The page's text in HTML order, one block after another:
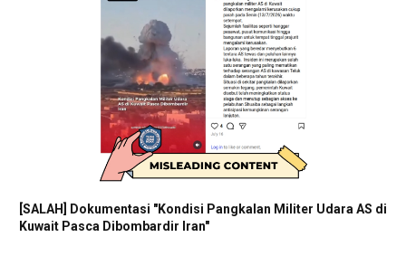
[SALAH] Dokumentasi "Kondisi Pangkalan Militer Udara AS di
Kuwait Pasca Dibombardir Iran"